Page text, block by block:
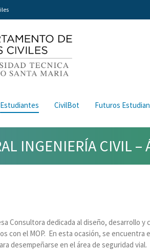
Estudiantes CivilBot Futuros
INGENIERÍA CIVIL –
Consultora dedicada al diseño, desarrollo
con el MOP. En esta ocasión, se encuentra
desempeñarse en el área de seguridad vial.